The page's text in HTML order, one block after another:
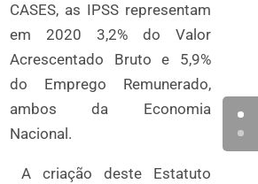
CASES, as IPSS representam
em 2020 3,2% do Valor
Acrescentado Bruto e 5,9%
do Emprego Remunerado,
ambos da Economia
Nacional.
A criação deste Estatuto